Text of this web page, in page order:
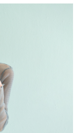
動跳轉到大哥付的交易
止日，確認付款後即完
認頁面所載為準。
通過，訂單將自動取
你分期系統評分，恕無
結算日後寄送繳費提
大直營門市／銀行轉
本公司）所提供，讓